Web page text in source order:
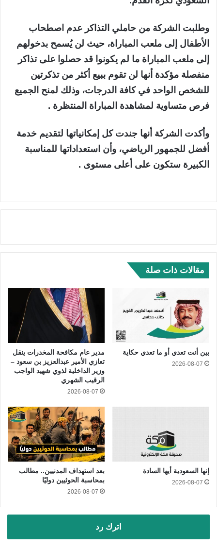
وطلبت الشركة من حاملي التذاكر عدم اصطحاب
الأطفال إلى ملعب المباراة، حيث لن يُسمح بدخولهم
إلى ملعب المباراة ما لم يكونوا قد حصلوا على تذاكر
منفصلة مؤكدة أنها لن تقوم ببيع أكثر من تذكرتين
للشخص الواحد في كافة الدرجات، وذلك لمنح الجميع
فرص متساوية لمشاهدة المباراة المنتظرة .
وأكدت الشركة أنها جندت كل إمكانياتها لتقديم خدمة
أفضل للجمهور الرياضي، وأن استعداداتها للمناسبة
الكبيرة ستكون على أعلى مستوى .
مقالات ذات صلة
بين أنت تعدي أو ما تعدي حكاية
2026-08-07
مدير عام مكافحة المخدرات ينقل
تعازي الأمير عبدالعزيز بن سعود –
وزير الداخلية لذوي شهيد الواجب
الرقيب الشهري
2026-08-07
إنها السعودية أيها السادة
2026-08-07
بعد استهداف المدنيين.. مطالب
بمحاسبة الحوثيين دوليًا
2026-08-07
اترك رد